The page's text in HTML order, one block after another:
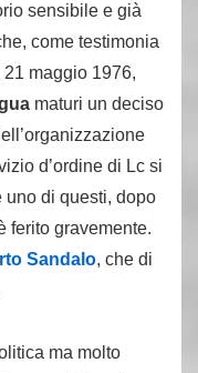
sensibile e già
come testimonia
maggio 1976,
maturi un deciso
d’ordine di Lc si
uno di questi, dopo
ferito gravemente.
Sandalo, che di
ma molto